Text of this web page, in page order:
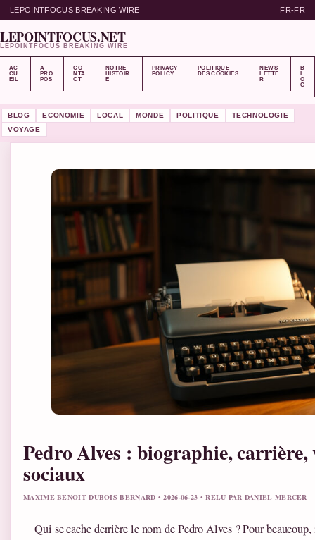
LEPOINTFOCUS BREAKING WIRE FR-FR
LEPOINTFOCUS.NET
LEPOINTFOCUS BREAKING WIRE
AC
CU
EIL
A
PRO
POS
CO
NTA
CT
NOTRE
HISTOIR
E
PRIVACY
POLICY
POLITIQUE
DES COOKIES
NEWS
LETTE
R
B
L
O
G
BLOG ECONOMIE LOCAL MONDE POLITIQUE
TECHNOLOGIE
VOYAGE
Pedro Alves : biographie, carrière,
sociaux
MAXIME BENOIT DUBOIS BERNARD • 2026-06-23 • RELU PAR DANIEL MERCER
Qui se cache derrière le nom de Pedro Alves ? Pour